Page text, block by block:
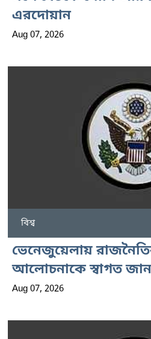
এরদোয়ান
Aug 07, 2026
বিশ্ব
ভেনেজুয়েলায়
আলোচনাকে স্বাগত
Aug 07, 2026